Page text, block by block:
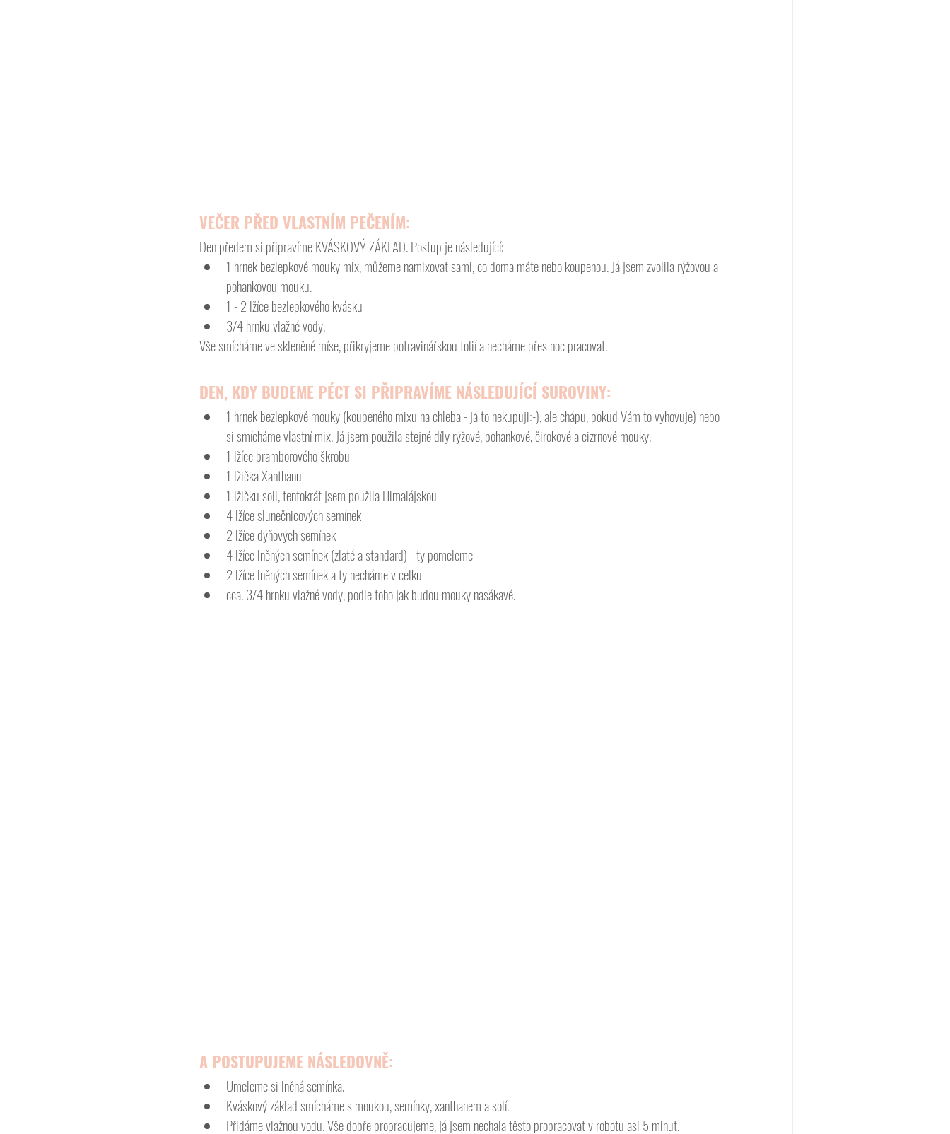
VEČER PŘED VLASTNÍM PEČENÍM:
Den předem si připravíme KVÁSKOVÝ ZÁKLAD. Postup je následující:
1 hrnek bezlepkové mouky mix, můžeme namixovat sami, co doma máte nebo koupenou. Já jsem zvolila rýžovou a
pohankovou mouku.
1 - 2 lžíce bezlepkového kvásku
3/4 hrnku vlažné vody.
Vše smícháme ve skleněné míse, přikryjeme potravinářskou folií a necháme přes noc pracovat.
DEN, KDY BUDEME PÉCT SI PŘIPRAVÍME NÁSLEDUJÍCÍ SUROVINY:
1 hrnek bezlepkové mouky (koupeného mixu na chleba - já to nekupuji:-), ale chápu, pokud Vám to vyhovuje) nebo
si smícháme vlastní mix. Já jsem použila stejné díly rýžové, pohankové, čirokové a cizrnové mouky.
1 lžíce bramborového škrobu
1 lžička Xanthanu
1 lžičku soli, tentokrát jsem použila Himalájskou
4 lžíce slunečnicových semínek
2 lžíce dýňových semínek
4 lžíce lněných semínek (zlaté a standard) - ty pomeleme
2 lžíce lněných semínek a ty necháme v celku
cca. 3/4 hrnku vlažné vody, podle toho jak budou mouky nasákavé.
A POSTUPUJEME NÁSLEDOVNĚ:
Umeleme si lněná semínka.
Kváskový základ smícháme s moukou, semínky, xanthanem a solí.
Přidáme vlažnou vodu. Vše dobře propracujeme, já jsem nechala těsto propracovat v robotu asi 5 minut.